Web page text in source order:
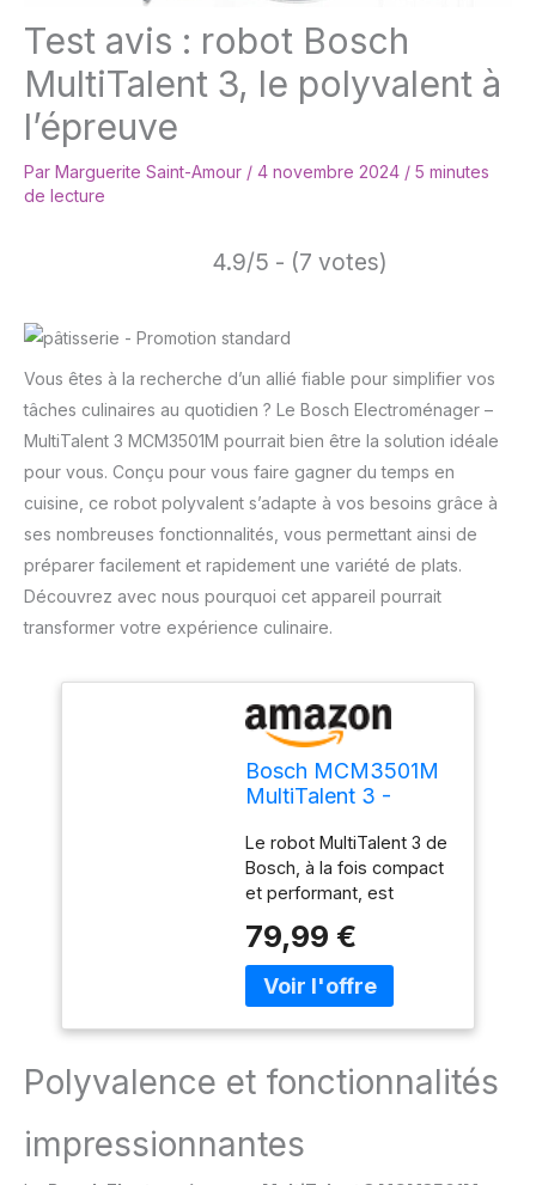
Test avis : robot Bosch
MultiTalent 3, le polyvalent à
l’épreuve
Par Marguerite Saint-Amour / 4 novembre 2024 / 5 minutes
de lecture
4.9/5 - (7 votes)
Vous êtes à la recherche d’un allié fiable pour simplifier vos
tâches culinaires au quotidien ? Le Bosch Electroménager –
MultiTalent 3 MCM3501M pourrait bien être la solution idéale
pour vous. Conçu pour vous faire gagner du temps en
cuisine, ce robot polyvalent s’adapte à vos besoins grâce à
ses nombreuses fonctionnalités, vous permettant ainsi de
préparer facilement et rapidement une variété de plats.
Découvrez avec nous pourquoi cet appareil pourrait
transformer votre expérience culinaire.
Bosch MCM3501M
MultiTalent 3 -
Puissant moteur,
Blender
Le robot MultiTalent 3 de
Bosch, à la fois compact
et performant, est
électroménager qui vous
permettra de réussir
toutes vos préparations
Hautement polyvalent : le
robot est doté de plus
fouetter, mélanger,
79,99 €
Polyvalence et fonctionnalités
impressionnantes